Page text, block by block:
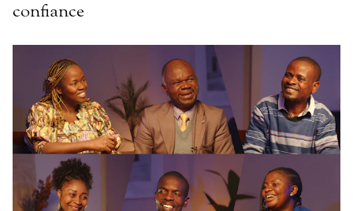
confiance